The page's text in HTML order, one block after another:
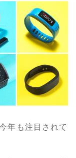
年も注目されて